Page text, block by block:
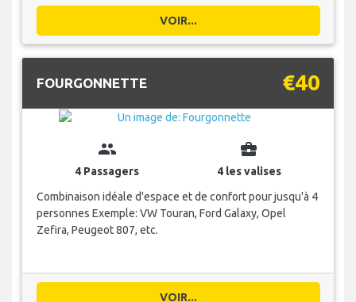
VOIR...
FOURGONNETTE €40
group
4 Passagers
business_center
4 les valises
Combinaison idéale d'espace et de confort pour jusqu'à 4
personnes Exemple: VW Touran, Ford Galaxy, Opel
Zefira, Peugeot 807, etc.
VOIR...